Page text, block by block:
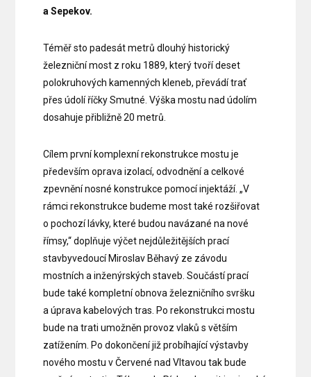
a Sepekov.
Téměř sto padesát metrů dlouhý historický
železniční most z roku 1889, který tvoří deset
polokruhových kamenných kleneb, převádí trať
přes údolí říčky Smutné. Výška mostu nad údolím
dosahuje přibližně 20 metrů.
Cílem první komplexní rekonstrukce mostu je
především oprava izolací, odvodnění a celkové
zpevnění nosné konstrukce pomocí injektáží. „V
rámci rekonstrukce budeme most také rozšiřovat
o pochozí lávky, které budou navázané na nové
římsy,“ doplňuje výčet nejdůležitějších prací
stavbyvedoucí Miroslav Běhavý ze závodu
mostních a inženýrských staveb. Součástí prací
bude také kompletní obnova železničního svršku
a úprava kabelových tras. Po rekonstrukci mostu
bude na trati umožněn provoz vlaků s větším
zatížením. Po dokončení již probíhající výstavby
nového mostu v Červené nad Vltavou tak bude